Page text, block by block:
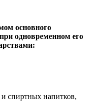
основного
одновременном его
спиртных напитков,